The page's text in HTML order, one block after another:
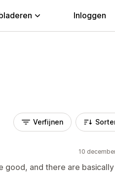
Inloggen
Verfijnen
10
good, and there are basically